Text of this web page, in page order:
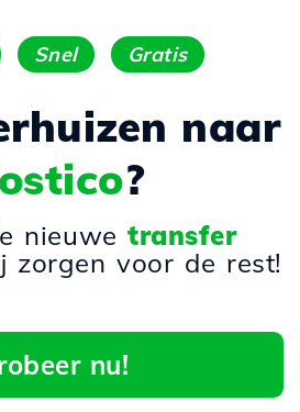
Snel Gratis
naar
?
nieuwetransfer
zorgen voor de rest!
nu!